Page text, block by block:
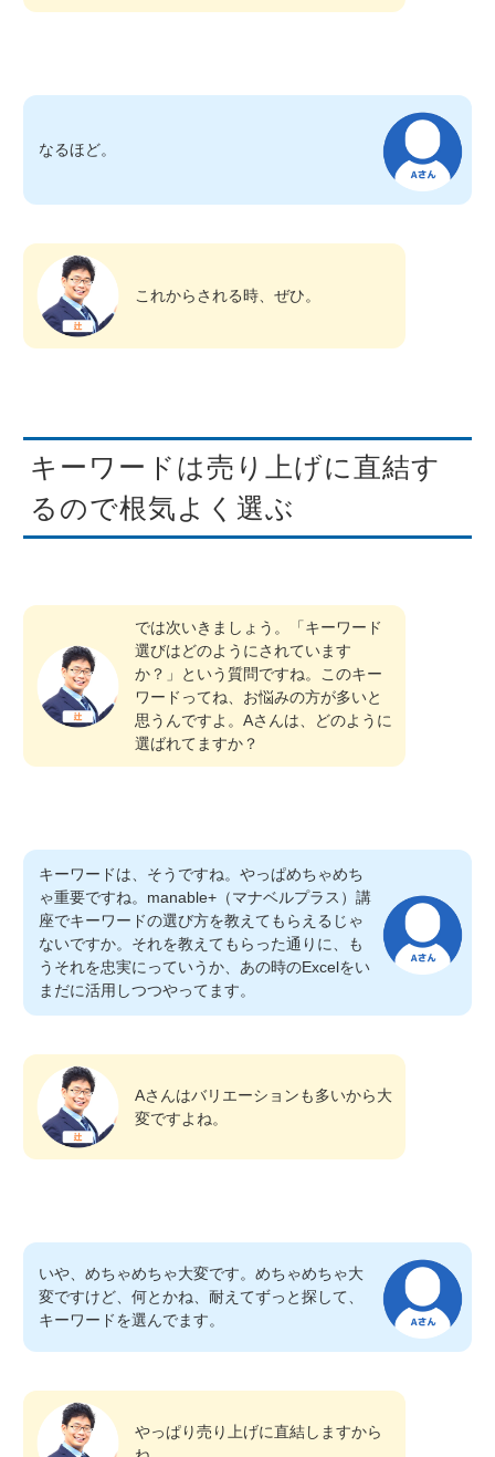
なるほど。
これからされる時、ぜひ。
キーワードは売り上げに直結す
るので根気よく選ぶ
では次いきましょう。「キーワード
選びはどのようにされています
か？」という質問ですね。このキー
ワードってね、お悩みの方が多いと
思うんですよ。Aさんは、どのように
選ばれてますか？
キーワードは、そうですね。やっぱめちゃめち
ゃ重要ですね。manable+（マナベルプラス）講
座でキーワードの選び方を教えてもらえるじゃ
ないですか。それを教えてもらった通りに、も
うそれを忠実にっていうか、あの時のExcelをい
まだに活用しつつやってます。
Aさんはバリエーションも多いから大
変ですよね。
いや、めちゃめちゃ大変です。めちゃめちゃ大
変ですけど、何とかね、耐えてずっと探して、
キーワードを選んでます。
やっぱり売り上げに直結しますから